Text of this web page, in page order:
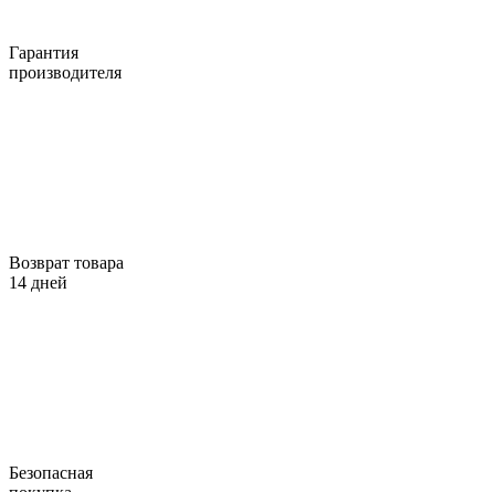
Гарантия
производителя
Возврат товара
14 дней
Безопасная